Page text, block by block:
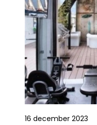
16 december 2023